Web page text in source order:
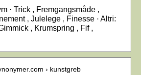
· Trick , Fremgangsmåde ,
, Julelege , Finesse · Altri:
, Krumspring , Fif ,
› kunstgreb